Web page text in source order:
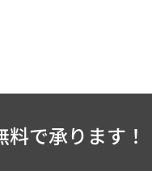
で承ります！